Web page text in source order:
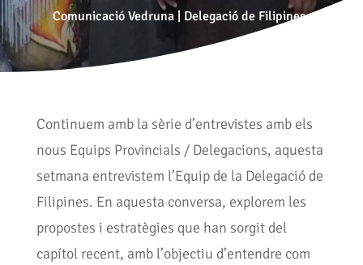
Comunicació Vedruna| Delegació de Filipines
Continuem amb la sèrie d’entrevistes amb els
nous Equips Provincials / Delegacions, aquesta
setmana entrevistem l’Equip de la Delegació de
Filipines. En aquesta conversa, explorem les
propostes i estratègies que han sorgit del
capítol recent, amb l’objectiu d’entendre com